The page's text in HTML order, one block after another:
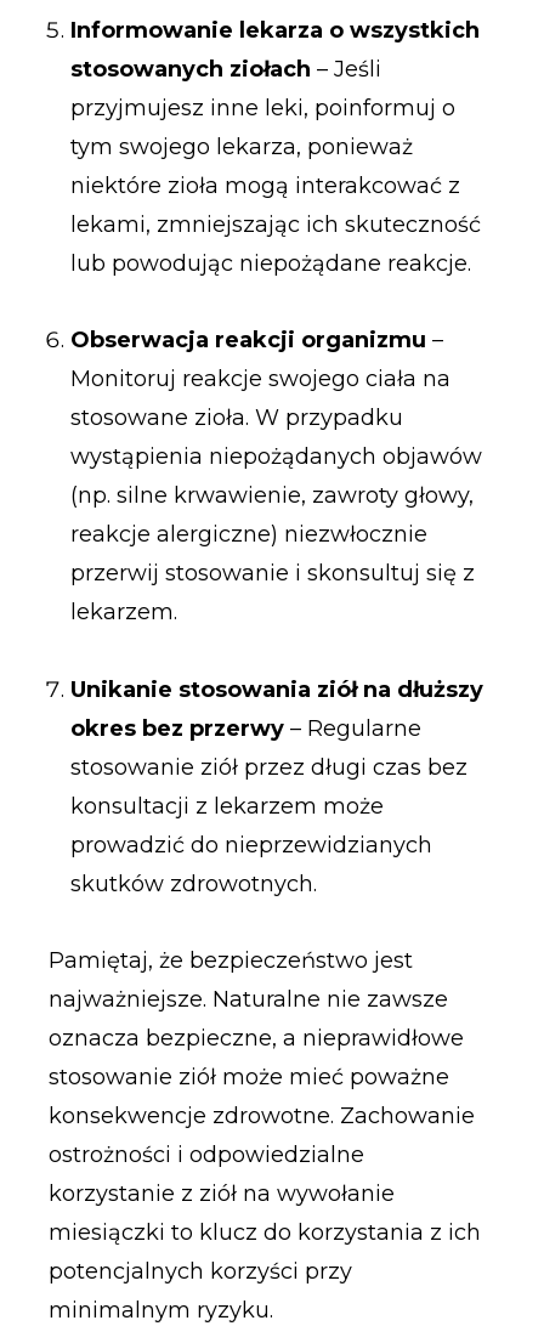
Informowanie lekarza o wszystkich
stosowanych ziołach – Jeśli
przyjmujesz inne leki, poinformuj o
tym swojego lekarza, ponieważ
niektóre zioła mogą interakcować z
lekami, zmniejszając ich skuteczność
lub powodując niepożądane reakcje.
Obserwacja reakcji organizmu –
Monitoruj reakcje swojego ciała na
stosowane zioła. W przypadku
wystąpienia niepożądanych objawów
(np. silne krwawienie, zawroty głowy,
reakcje alergiczne) niezwłocznie
przerwij stosowanie i skonsultuj się z
lekarzem.
Unikanie stosowania ziół na dłuższy
okres bez przerwy– Regularne
stosowanie ziół przez długi czas bez
konsultacji z lekarzem może
prowadzić do nieprzewidzianych
skutków zdrowotnych.
Pamiętaj, że bezpieczeństwo jest
najważniejsze. Naturalne nie zawsze
oznacza bezpieczne, a nieprawidłowe
stosowanie ziół może mieć poważne
konsekwencje zdrowotne. Zachowanie
ostrożności i odpowiedzialne
korzystanie z ziół na wywołanie
miesiączki to klucz do korzystania z ich
potencjalnych korzyści przy
minimalnym ryzyku.